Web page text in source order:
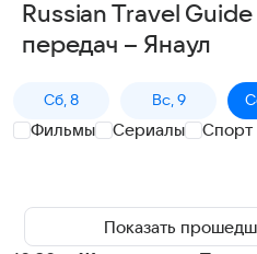
Russian Travel
передач – Янаул
Сб, 8 Вс, 9
Фильмы Сериалы Спорт
Показать